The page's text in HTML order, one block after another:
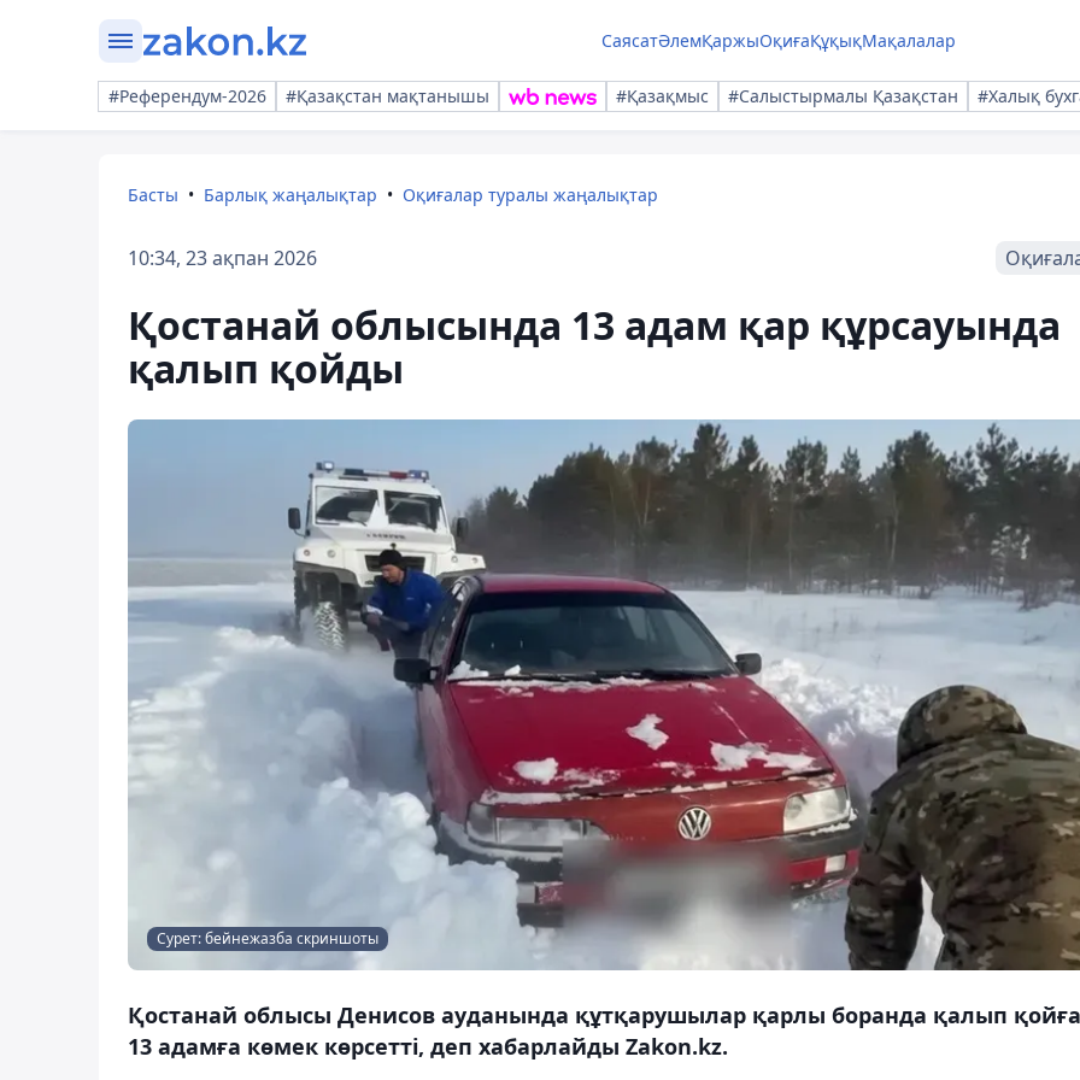
СаясатӘлемҚаржыОқиғаҚұқықМақалалар
#Референдум-2026 #Қазақстан мақтанышы #Қазақмыс #Салыстырмалы Қазақстан #Халық
Басты Барлық жаңалықтар Оқиғалар туралы жаңалықтар
10:34, 23 ақпан 2026
Қостанай облысында 13 адам қар құрсауында
қалып қойды
Сурет: бейнежазба скриншоты
Қостанай облысы Денисов ауданында құтқарушылар қарлы боранда қалып
13 адамға көмек көрсетті, деп хабарлайды Zakon.kz.